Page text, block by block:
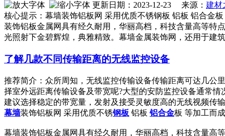
更新日期：2023-12-23 来源： 建材
核心提示：幕墙装饰铝板网 采用优质不锈钢板 铝板 铝合
装饰铝板金属网具有经久耐用，华丽高档，科技含量高等特
光照射下金碧辉煌，典雅精致。幕墙金属装饰网，还用于建
了解几款不同传输距离的无线监控设备
推荐简介：众所周知，无线监控传输设备传输距离可达几公
择室外远距离传输设备及带宽呢?大型的安防监控设备通常
建议选择稳定的带宽量，发射及接受灵敏度高的无线视频传
幕墙装饰铝板网 采用优质不锈钢板 铝板铝合金板 等加工而
幕墙装饰铝板金属网具有经久耐用，华丽高档，科技含量高